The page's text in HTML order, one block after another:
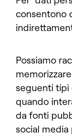
consentono
Possiamo
seguenti tipi
quando
da fonti
social media